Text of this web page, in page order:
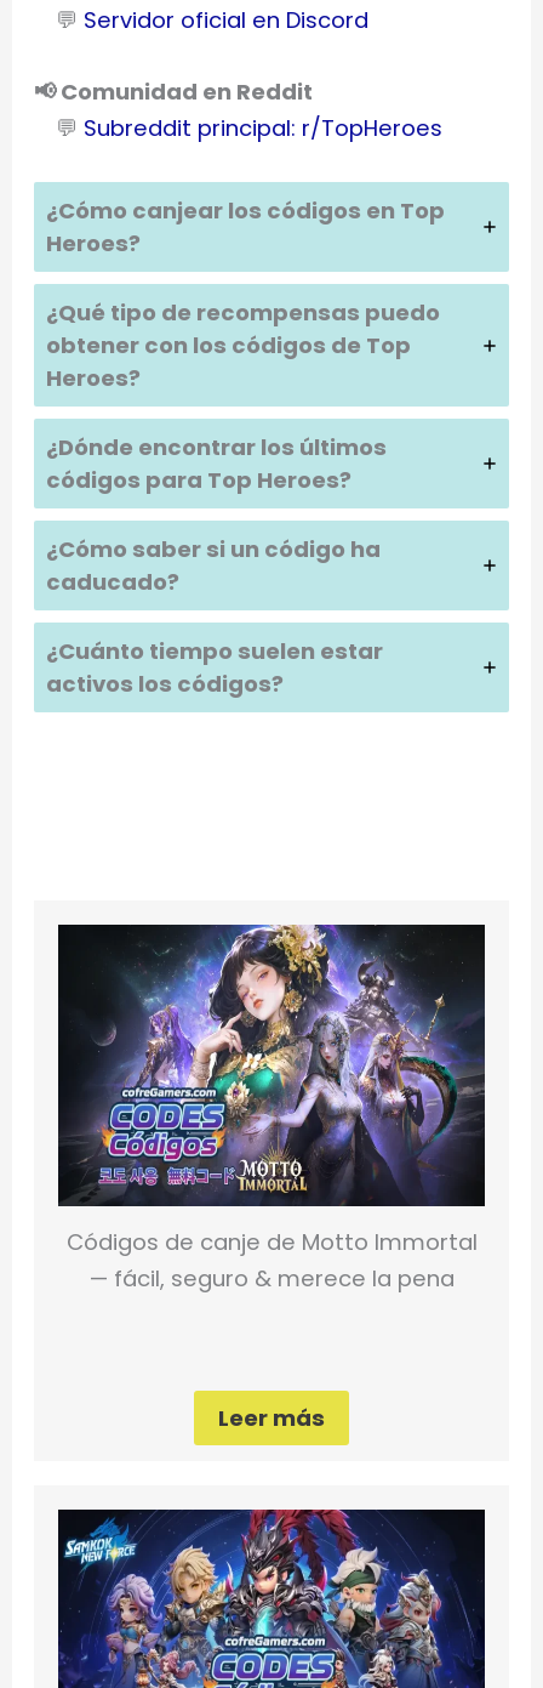
💬 Servidor oficial en Discord
📢 Comunidad en Reddit
💬 Subreddit principal: r/TopHeroes
¿Cómo canjear los códigos en Top
Heroes?
¿Qué tipo de recompensas puedo
obtener con los códigos de Top
Heroes?
¿Dónde encontrar los últimos
códigos para Top Heroes?
¿Cómo saber si un código ha
caducado?
¿Cuánto tiempo suelen estar
activos los códigos?
Códigos de canje de Motto Immortal
— fácil, seguro & merece la pena
Leer más